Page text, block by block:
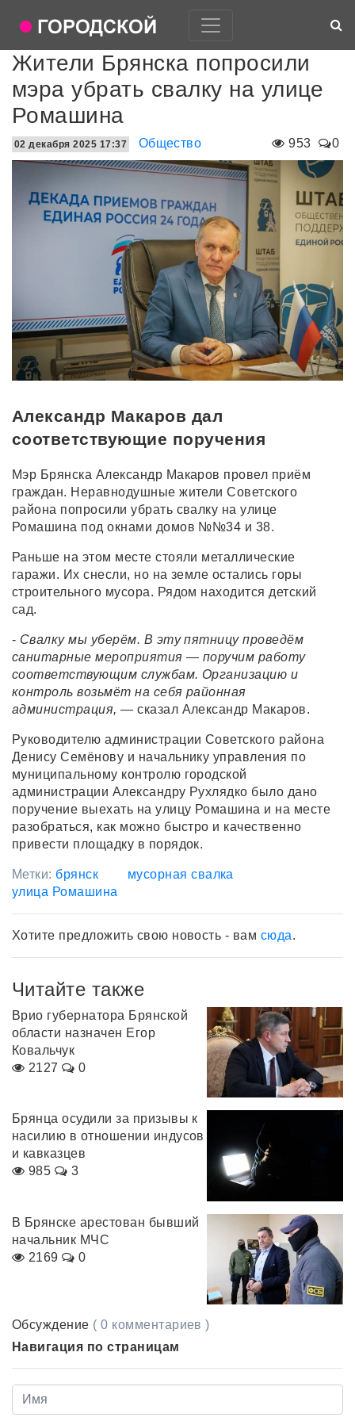
Жители Брянска попросили
мэра убрать свалку на улице
Ромашина
953 0
02 декабря 2025 17:37 Общество
Александр Макаров дал
соответствующие поручения
Мэр Брянска Александр Макаров провел приём
граждан. Неравнодушные жители Советского
района попросили убрать свалку на улице
Ромашина под окнами домов №№34 и 38.
Раньше на этом месте стояли металлические
гаражи. Их снесли, но на земле остались горы
строительного мусора. Рядом находится детский
сад.
- Свалку мы уберём. В эту пятницу проведём
санитарные мероприятия — поручим работу
соответствующим службам. Организацию и
контроль возьмёт на себя районная
администрация, — сказал Александр Макаров.
Руководителю администрации Советского района
Денису Семёнову и начальнику управления по
муниципальному контролю городской
администрации Александру Рухлядко было дано
поручение выехать на улицу Ромашина и на месте
разобраться, как можно быстро и качественно
привести площадку в порядок.
Метки: брянск
мусорная свалка
улица Ромашина
Хотите предложить свою новость - вам сюда.
Читайте также
Врио губернатора Брянской
области назначен Егор
Ковальчук
2127
0
Брянца осудили за призывы к
насилию в отношении индусов
и кавказцев
985
3
В Брянске арестован бывший
начальник МЧС
2169
0
Обсуждение ( 0 комментариев )
Навигация по страницам